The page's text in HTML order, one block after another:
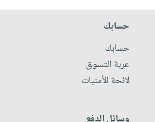
حسابك
حسابك
عربة التسوق
لائحة الأمنيات